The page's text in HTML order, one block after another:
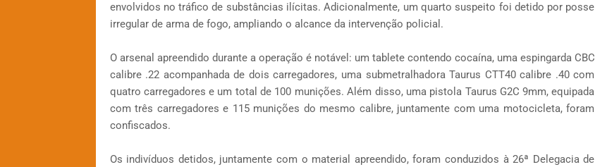
envolvidos no tráfico de substâncias ilícitas. Adicionalmente, um quarto suspeito foi detido por posse
irregular de arma de fogo, ampliando o alcance da intervenção policial.
O arsenal apreendido durante a operação é notável: um tablete contendo cocaína, uma espingarda CBC
calibre .22 acompanhada de dois carregadores, uma submetralhadora Taurus CTT40 calibre .40 com
quatro carregadores e um total de 100 munições. Além disso, uma pistola Taurus G2C 9mm, equipada
com três carregadores e 115 munições do mesmo calibre, juntamente com uma motocicleta, foram
confiscados.
Os indivíduos detidos, juntamente com o material apreendido, foram conduzidos à 26ª Delegacia de